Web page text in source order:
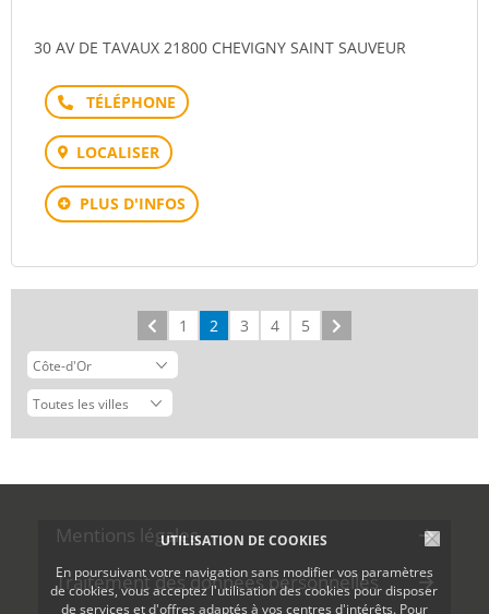
UTILISATION DE COOKIES
En poursuivant votre navigation sans modifier vos paramètres
de cookies, vous acceptez l'utilisation des cookies pour disposer
de services et d'offres adaptés à vos centres d'intérêts. Pour
30 AV DE TAVAUX 21800 CHEVIGNY SAINT SAUVEUR
Téléphone
LOCALISER
PLUS D'INFOS
Précédent
1 2 3 4 5
Mentions légales
Traitement des données personnelles